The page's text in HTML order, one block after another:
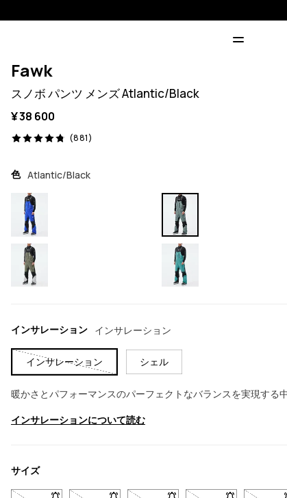
Fawk
スノボ パンツ メンズ Atlantic/Black
¥ 38 600
(881)
881 レビュー, 4.8/5
色 Atlantic/Black
インサレーション インサレーション
インサレーション シェル
暖かさとパフォーマンスのパーフェクトなバランスを実現する
インサレーションについて読む
サイズ